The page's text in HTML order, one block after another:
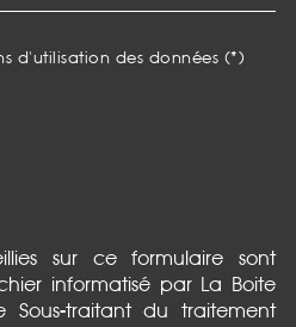
d'utilisation des données (*)
sur ce formulaire sont
informatisé par La Boite
Sous-traitant du traitement